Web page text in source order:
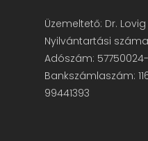
Üzemeltető: Dr.
Nyilvántartási
Adószám:
Bankszámlaszám:
99441393